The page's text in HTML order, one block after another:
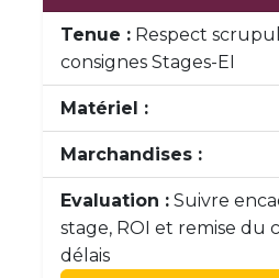
Tenue : Respect
consignes Stages-EI
Matériel :
Marchandises :
Evaluation : Suivre
stage, ROI et remise du
délais